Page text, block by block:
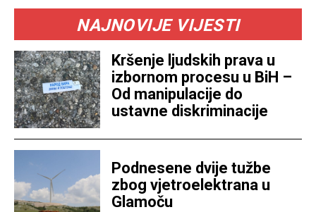
NAJNOVIJE VIJESTI
Kršenje ljudskih prava u
izbornom procesu u BiH –
Od manipulacije do
ustavne diskriminacije
Podnesene dvije tužbe
zbog vjetroelektrana u
Glamoču